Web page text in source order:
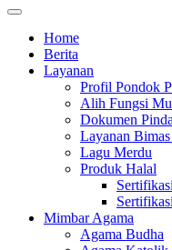
Home
Berita
Layanan
Profil Pondok
Alih Fungsi
Dokumen
Layanan
Lagu Merdu
Produk Halal
Mimbar Agama
Agama Budha